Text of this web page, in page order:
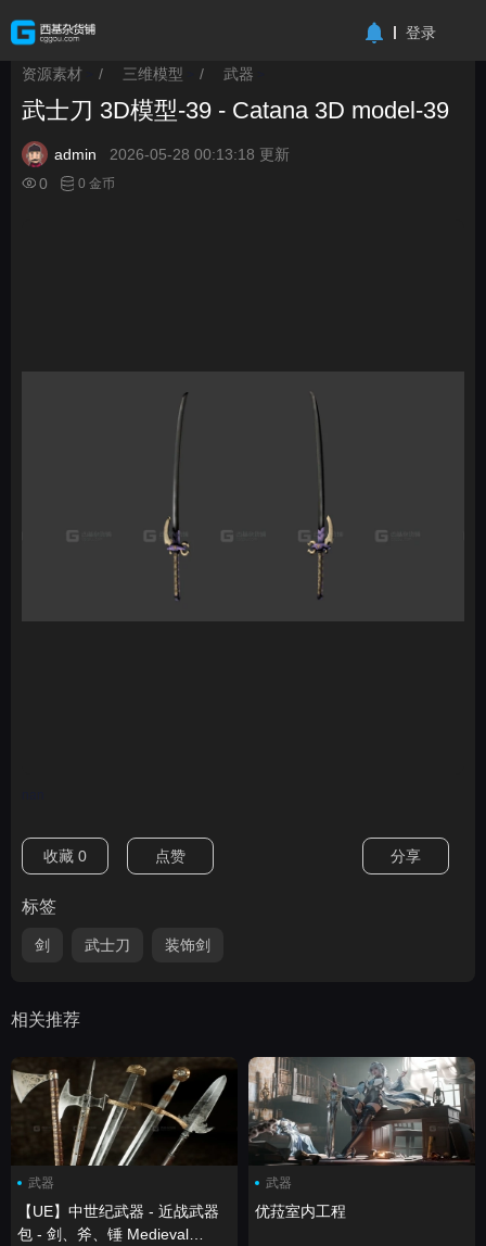
登录
资源素材 / 三维模型 / 武器
武士刀 3D模型-39 - Catana 3D model-39
admin
2026-05-28 00:13:18 更新
0
0 金币
收藏 0 点赞 分享
标签
剑 武士刀 装饰剑
相关推荐
武器
【UE】中世纪武器 - 近战武器
包 - 剑、斧、锤 Medieval
武器
优菈室内工程